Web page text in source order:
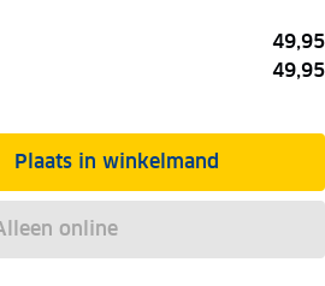
49,95
49,95
Plaats in winkelmand
online